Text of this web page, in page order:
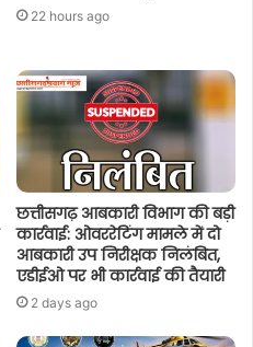
22 hours ago
छत्तीसगढ़ आबकारी विभाग की बड़ी
कार्रवाई: ओवररेटिंग मामले में दो
आबकारी उप निरीक्षक निलंबित,
एडीईओ पर भी कार्रवाई की तैयारी
2 days ago